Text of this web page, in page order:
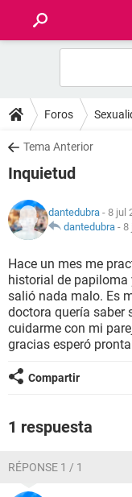
FORUMS
SALUD
FAMILIA
NUTRICIÓN
BIENESTAR
SEXUALIDAD
GLOSARIO
Foros
Tema Anterior
Inquietud
dantedubra - 8 jul
dantedubra - 8
Hace un mes me
historial de papiloma
salió nada malo. Es
doctora quería saber
cuidarme con mi
gracias esperó
Compartir
1 respuesta
RÉPONSE 1 / 1